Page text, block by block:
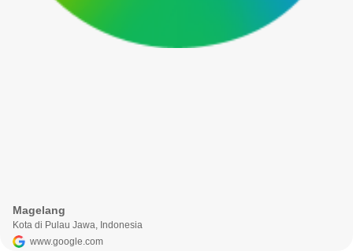
Magelang
Kota di Pulau Jawa, Indonesia
www.google.com